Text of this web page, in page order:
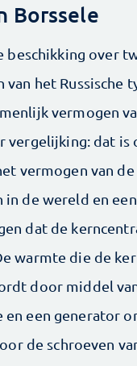
Borssele
over
van het Russische
vermogen
vergelijking: dat is
vermogen van
de wereld en
dat de
warmte die de
door middel
een generator
de schroeven